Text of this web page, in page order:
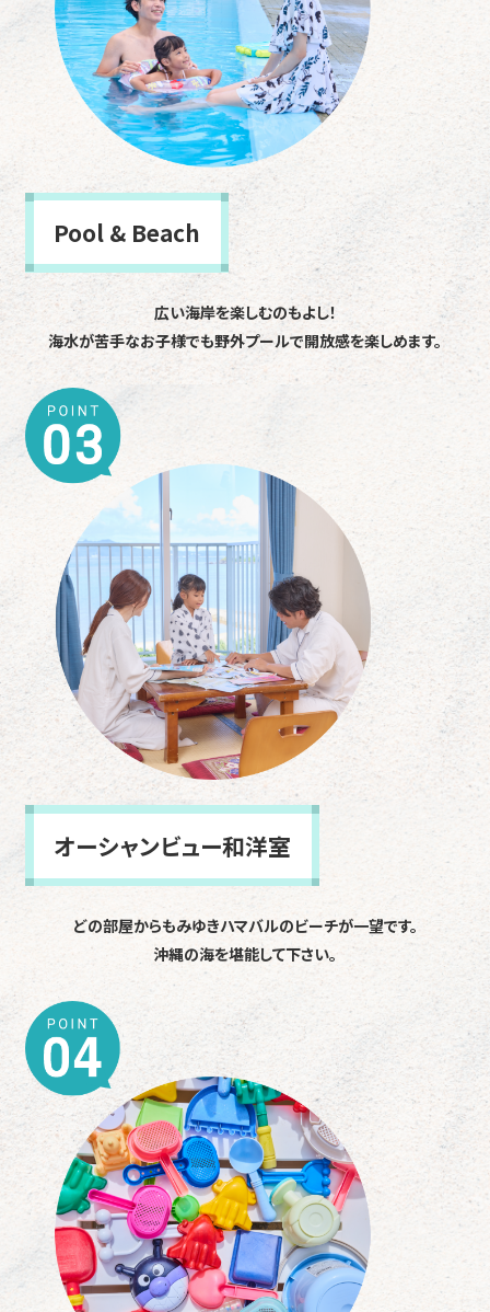
Pool & Beach
広い海岸を楽しむのもよし！
海水が苦手なお子様でも野外プールで開放感を楽しめます。
オーシャンビュー和洋室
どの部屋からもみゆきハマバルのビーチが一望です。
沖縄の海を堪能して下さい。